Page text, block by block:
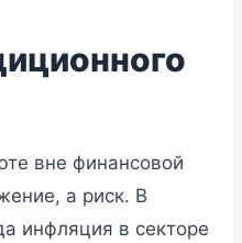
вне финансовой
а риск. В
инфляция в секторе